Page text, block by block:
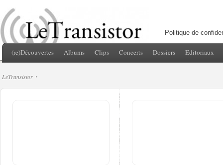
Politique de
(re)Découvertes Albums Clips Concerts Dossiers Editoriaux
LeTransistor